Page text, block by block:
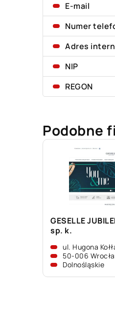
E-mail
Numer
Adres
NIP
REGON
Podobne
GESELLE
sp. k.
ul. Hugona
50-006
Dolnośląskie